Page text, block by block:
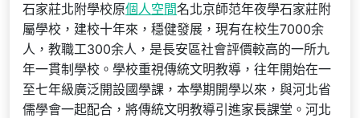
石家莊北附學校原個人空間名北京師范年夜學石家莊附
屬學校，建校十年來，穩健發展，現有在校生7000余
人，教職工300余人，是長安區社會評價較高的一所九
年一貫制學校。學校重視傳統文明教導，往年開始在一
至七年級廣泛開設國學課，本學期開學以來，與河北省
儒學會一起配合，將傳統文明教導引進家長課堂。河北